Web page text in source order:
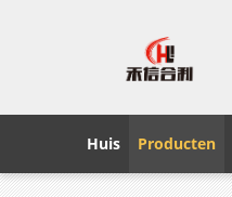
Huis Producten